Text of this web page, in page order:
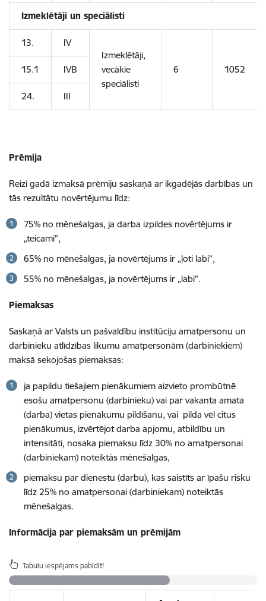
Izmeklētāji un speciālisti
13.
IV
Izmeklētāji,
vecākie
speciālisti
6 1052
15.1 IVB
24. III
Prēmija
Reizi gadā izmaksā prēmiju saskaņā ar ikgadējās darbības un
tās rezultātu novērtējumu līdz:
75% no mēnešalgas, ja darba izpildes novērtējums ir
„teicami”,
65% no mēnešalgas, ja novērtējums ir „ļoti labi”,
55% no mēnešalgas, ja novērtējums ir „labi”.
Piemaksas
Saskaņā ar Valsts un pašvaldību institūciju amatpersonu un
darbinieku atlīdzības likumu amatpersonām (darbiniekiem)
maksā sekojošas piemaksas:
ja papildu tiešajiem pienākumiem aizvieto prombūtnē
esošu amatpersonu (darbinieku) vai par vakanta amata
(darba) vietas pienākumu pildīšanu, vai pilda vēl citus
pienākumus, izvērtējot darba apjomu, atbildību un
intensitāti, nosaka piemaksu līdz 30% no amatpersonai
(darbiniekam) noteiktās mēnešalgas,
piemaksu par dienestu (darbu), kas saistīts ar īpašu risku
līdz 25% no amatpersonai (darbiniekam) noteiktās
mēnešalgas.
Informācija par piemaksām un prēmijām
Tabulu iespējams pabīdīt!